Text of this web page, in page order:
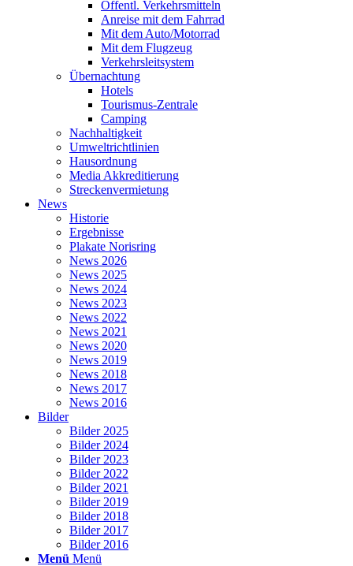
Öffentl. Verkehrsmitteln
Anreise mit dem Fahrrad
Mit dem Auto/Motorrad
Mit dem Flugzeug
Verkehrsleitsystem
Übernachtung
Hotels
Tourismus-Zentrale
Camping
Nachhaltigkeit
Umweltrichtlinien
Hausordnung
Media Akkreditierung
Streckenvermietung
News
Historie
Ergebnisse
Plakate Norisring
News 2026
News 2025
News 2024
News 2023
News 2022
News 2021
News 2020
News 2019
News 2018
News 2017
News 2016
Bilder
Bilder 2025
Bilder 2024
Bilder 2023
Bilder 2022
Bilder 2021
Bilder 2019
Bilder 2018
Bilder 2017
Bilder 2016
Menü Menü